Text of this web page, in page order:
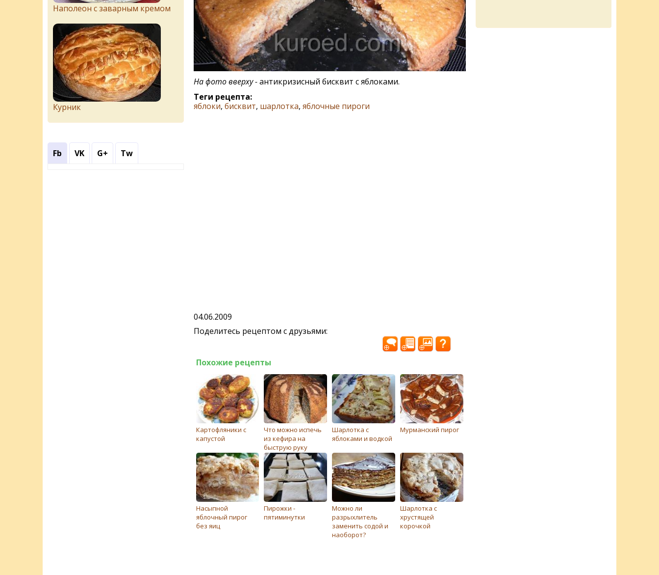
На фото вверху -антикризисный бисквит с яблоками.
Теги рецепта:
яблоки, бисквит, шарлотка, яблочные пироги
04.06.2009
Поделитесь рецептом с друзьями:
Похожие рецепты
Картофляники с
капустой
Что можно испечь
из кефира на
быструю руку
Шарлотка с
яблоками и водкой
Мурманский пирог
Насыпной
яблочный пирог
без яиц
Пирожки -
пятиминутки
Можно ли
разрыхлитель
заменить содой и
наоборот?
Шарлотка с
хрустящей
корочкой
Наполеон с заварным кремом
Курник
Fb VK G+ Tw